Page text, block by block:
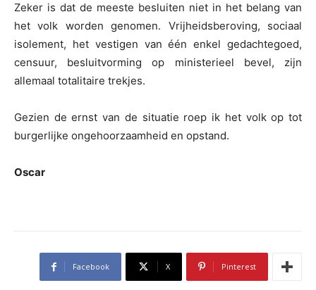
Zeker is dat de meeste besluiten niet in het belang van
het volk worden genomen. Vrijheidsberoving, sociaal
isolement, het vestigen van één enkel gedachtegoed,
censuur, besluitvorming op ministerieel bevel, zijn
allemaal totalitaire trekjes.
Gezien de ernst van de situatie roep ik het volk op tot
burgerlijke ongehoorzaamheid en opstand.
Oscar
Facebook X Pinterest